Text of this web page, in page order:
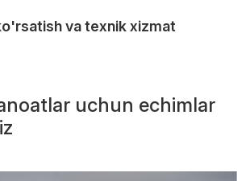
va texnik xizmat
uchun echimlar